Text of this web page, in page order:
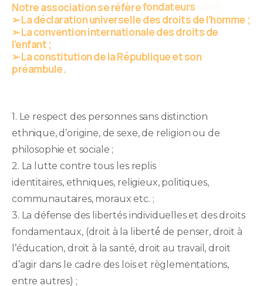
Notre association se réfèrede notre société́:
➢ La déclaration universelle des droits de l’homme ;
➢ La convention internationale des droits de
l’enfant ;
➢ La constitution de la République et son
préambule.
1. Le respect des personnes sans distinction
ethnique, d’origine, de sexe, de religion ou de
philosophie et sociale ;
2. La lutte contre tous les replis
identitaires, ethniques, religieux, politiques,
communautaires, moraux etc. ;
3. La défense des libertés individuelles et des droits
fondamentaux, (droit à la liberté́ de penser, droit à
l’éducation, droit à la santé, droit au travail, droit
d’agir dans le cadre des lois et règlementations,
entre autres) ;